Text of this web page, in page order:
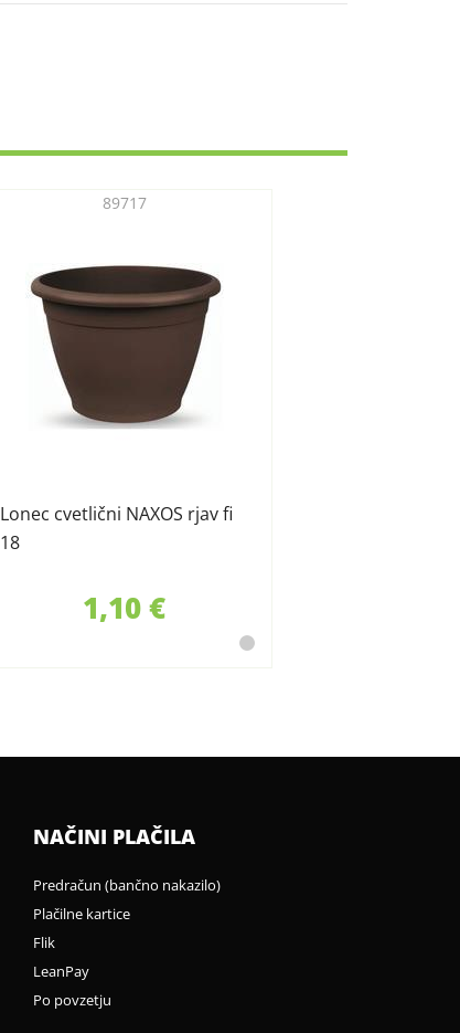
Lonec cvetlični NAXOS rjav fi
18
89717
1,10 €
NAČINI PLAČILA
Predračun (bančno nakazilo)
Plačilne kartice
Flik
LeanPay
Po povzetju